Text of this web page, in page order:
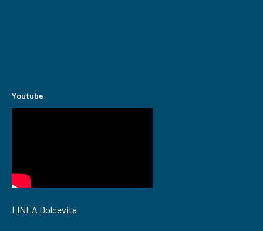
Youtube
LINEA Dolcevita